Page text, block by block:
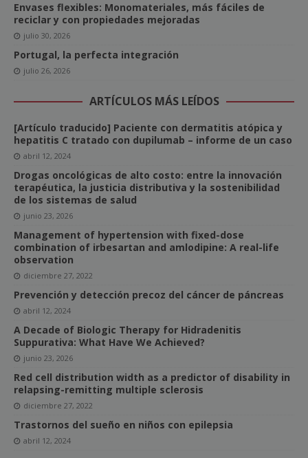
Envases flexibles: Monomateriales, más fáciles de
reciclar y con propiedades mejoradas
julio 30, 2026
Portugal, la perfecta integración
julio 26, 2026
ARTÍCULOS MÁS LEÍDOS
[Artículo traducido] Paciente con dermatitis atópica y
hepatitis C tratado con dupilumab – informe de un caso
abril 12, 2024
Drogas oncológicas de alto costo: entre la innovación
terapéutica, la justicia distributiva y la sostenibilidad
de los sistemas de salud
junio 23, 2026
Management of hypertension with fixed-dose
combination of irbesartan and amlodipine: A real-life
observation
diciembre 27, 2022
Prevención y detección precoz del cáncer de páncreas
abril 12, 2024
A Decade of Biologic Therapy for Hidradenitis
Suppurativa: What Have We Achieved?
junio 23, 2026
Red cell distribution width as a predictor of disability in
relapsing-remitting multiple sclerosis
diciembre 27, 2022
Trastornos del sueño en niños con epilepsia
abril 12, 2024